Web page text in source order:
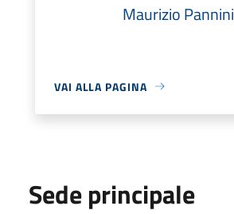
Maurizio Pannini
VAI ALLA PAGINA
Sede principale